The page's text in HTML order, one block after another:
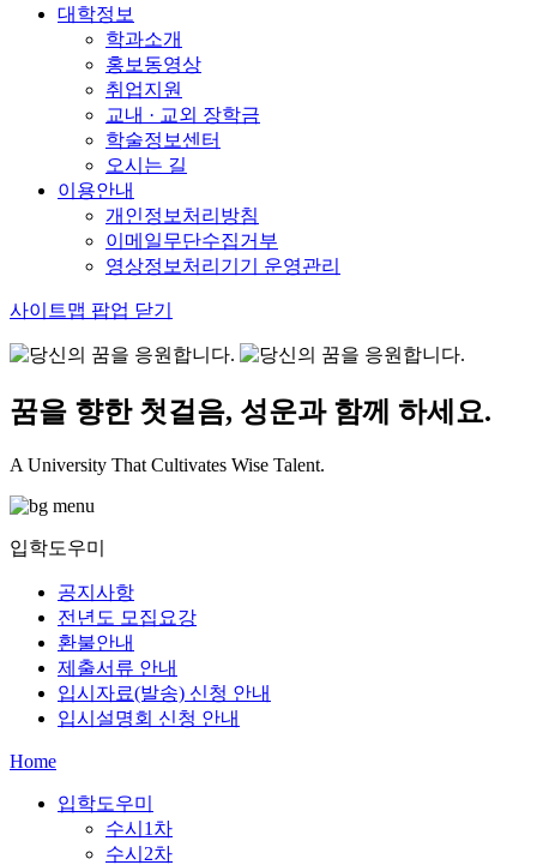
대학정보
학과소개
홍보동영상
취업지원
교내 · 교외 장학금
학술정보센터
오시는 길
이용안내
개인정보처리방침
이메일무단수집거부
영상정보처리기기 운영관리
사이트맵 팝업 닫기
꿈을 향한 첫걸음, 성운과 함께 하세요.
A University That Cultivates Wise Talent.
입학도우미
공지사항
전년도 모집요강
환불안내
제출서류 안내
입시자료(발송) 신청 안내
입시설명회 신청 안내
Home
입학도우미
수시1차
수시2차